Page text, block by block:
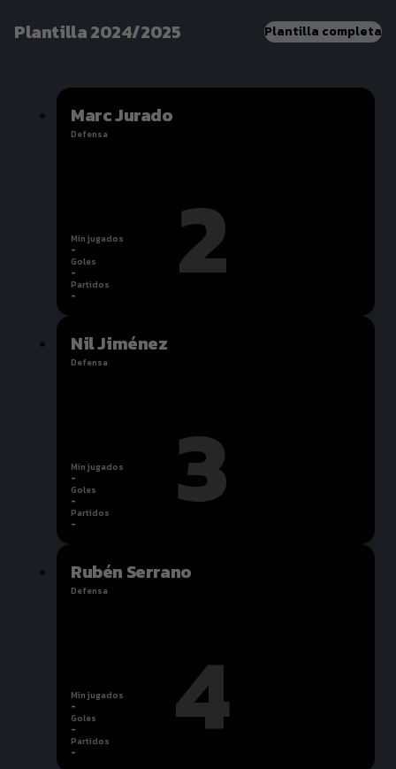
Plantilla 2024/2025 Plantilla completa
Marc Jurado
Defensa
Min jugados
-
Goles
-
Partidos
-
2
Nil Jiménez
Defensa
Min jugados
-
Goles
-
Partidos
-
3
Rubén Serrano
Defensa
Min jugados
-
Goles
-
Partidos
-
4